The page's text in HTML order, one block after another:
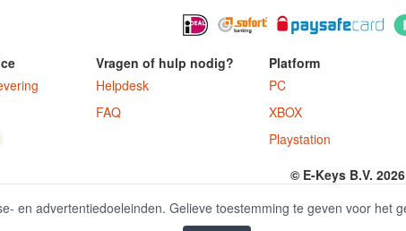
Vragen of hulp nodig?
Helpdesk
FAQ
Platform
PC
XBOX
Playstation
© E-Keys B.V. 2026
en advertentiedoeleinden. Gelieve toestemming te geven voor het